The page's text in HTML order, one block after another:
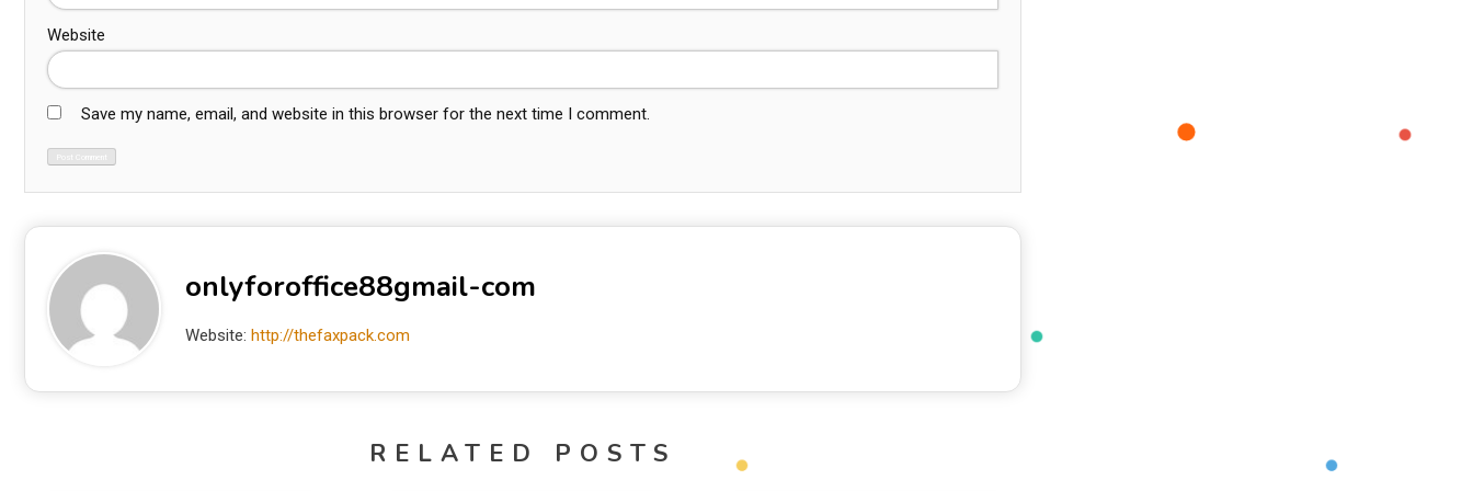
Website
Save my name, email, and website in this browser for the next time I comment.
onlyforoffice88gmail-com
Website: http://thefaxpack.com
RELATED POSTS